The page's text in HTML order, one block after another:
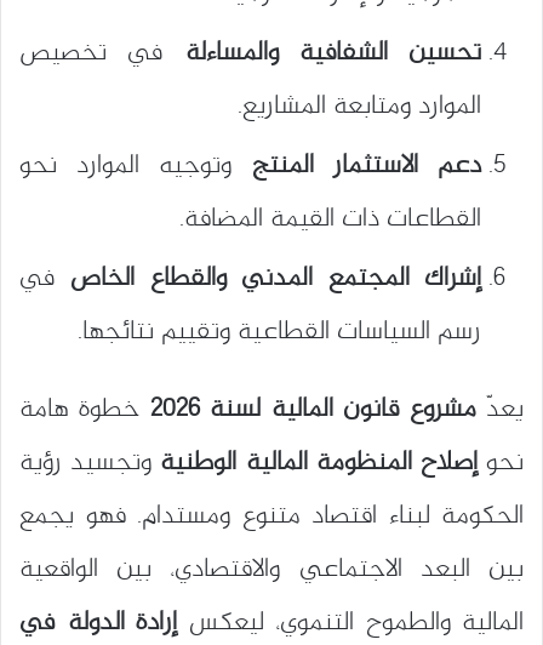
تحسين الشفافية والمساءلة في تخصيص
الموارد ومتابعة المشاريع.
دعم الاستثمار المنتج وتوجيه الموارد نحو
القطاعات ذات القيمة المضافة.
إشراك المجتمع المدني والقطاع الخاص في
رسم السياسات القطاعية وتقييم نتائجها.
يعدّمشروع قانون المالية لسنة 2026
خطوة هامة
نحوإصلاح المنظومة المالية الوطنية وتجسيد رؤية
الحكومة لبناء اقتصاد متنوع ومستدام. فهو يجمع
بين البعد الاجتماعي والاقتصادي، بين الواقعية
المالية والطموح التنموي، ليعكسإرادة الدولة في